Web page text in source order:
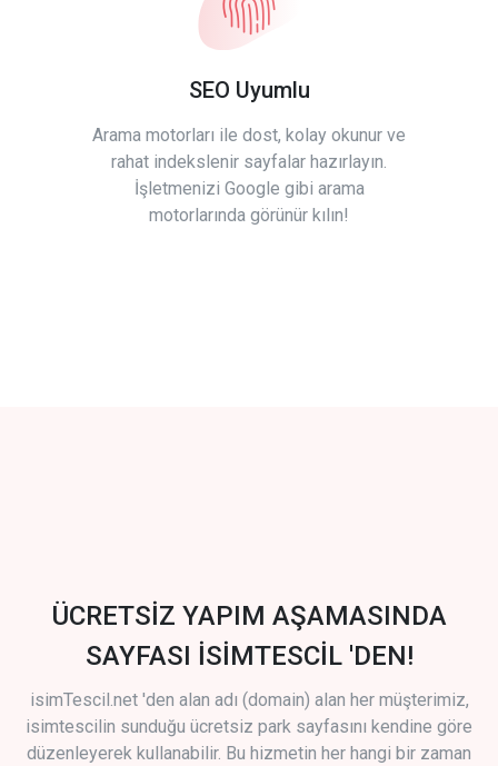
SEO Uyumlu
Arama motorları ile dost, kolay okunur ve
rahat indekslenir sayfalar hazırlayın.
İşletmenizi Google gibi arama
motorlarında görünür kılın!
ÜCRETSİZ YAPIM AŞAMASINDA
SAYFASI İSİMTESCİL 'DEN!
isimTescil.net 'den alan adı (domain) alan her müşterimiz,
isimtescilin sunduğu ücretsiz park sayfasını kendine göre
düzenleyerek kullanabilir. Bu hizmetin her hangi bir zaman